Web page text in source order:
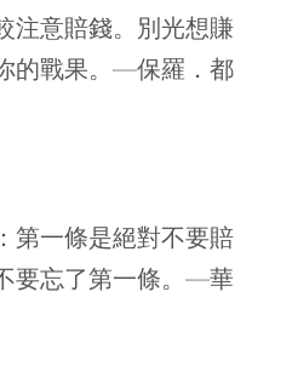
注意賠錢。別光想賺
的戰果。—保羅．都
第一條是絕對不要賠
要忘了第一條。—華